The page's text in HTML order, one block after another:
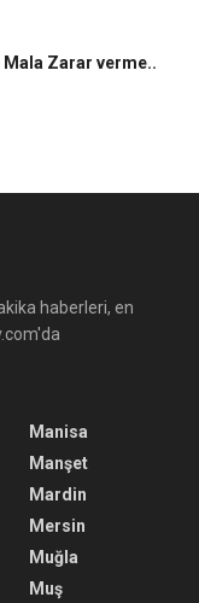
Mala Zarar verme..
haberleri, en
Manisa
Manşet
Mardin
Mersin
Muğla
Muş